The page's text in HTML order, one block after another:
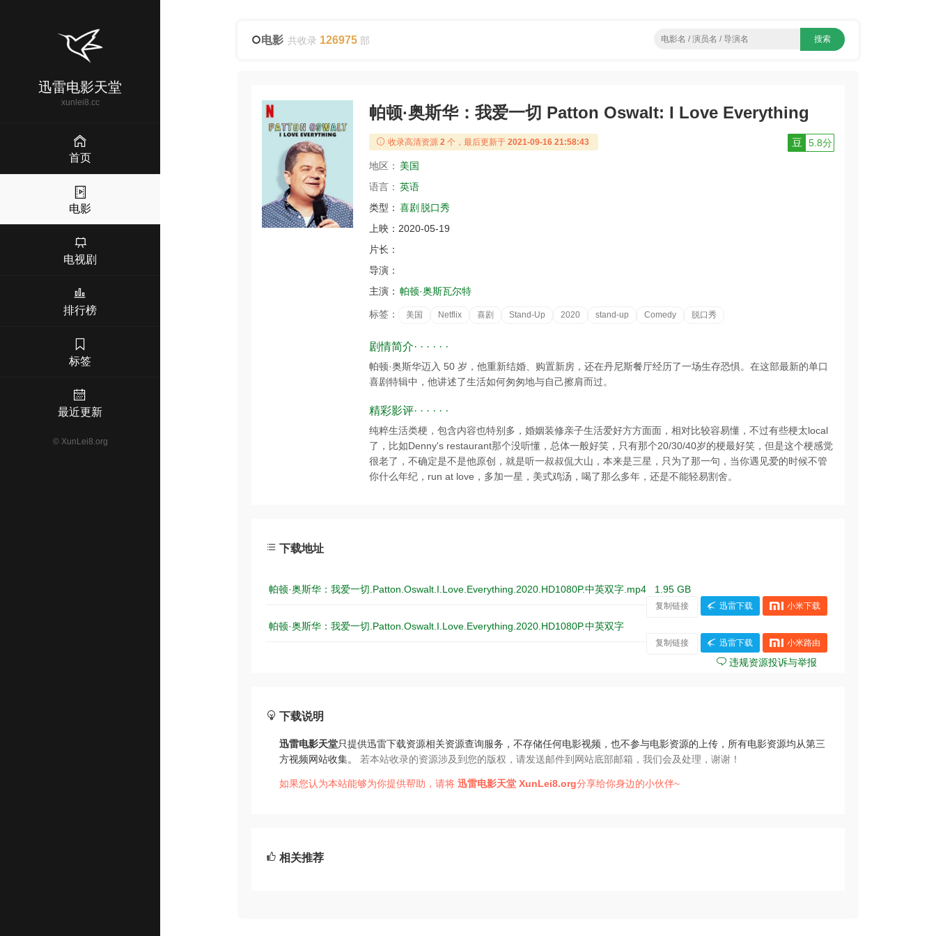
迅雷电影天堂
xunlei8.cc
首页
电影
电视剧
排行榜
标签
最近更新
© XunLei8.org
电影 共收录 126975 部
帕顿·奥斯华：我爱一切 Patton Oswalt: I Love Everything
豆 5.8分
收录高清资源 2 个，最后更新于 2021-09-16 21:58:43
地区： 美国
语言： 英语
类型： 喜剧 脱口秀
上映： 2020-05-19
片长：
导演：
主演： 帕顿·奥斯瓦尔特
标签： 美国 Netflix 喜剧 Stand-Up 2020 stand-up Comedy 脱口秀
剧情简介· · · · · ·
帕顿·奥斯华迈入 50 岁，他重新结婚、购置新房，还在丹尼斯餐厅经历了一场生存恐惧。在这部最新的单口
喜剧特辑中，他讲述了生活如何匆匆地与自己擦肩而过。
精彩影评· · · · · ·
纯粹生活类梗，包含内容也特别多，婚姻装修亲子生活爱好方方面面，相对比较容易懂，不过有些梗太local
了，比如Denny's restaurant那个没听懂，总体一般好笑，只有那个20/30/40岁的梗最好笑，但是这个梗感觉
很老了，不确定是不是他原创，就是听一叔叔侃大山，本来是三星，只为了那一句，当你遇见爱的时候不管
你什么年纪，run at love，多加一星，美式鸡汤，喝了那么多年，还是不能轻易割舍。
下载地址
帕顿·奥斯华：我爱一切.Patton.Oswalt.I.Love.Everything.2020.HD1080P.中英双字.mp4 1.95 GB
复制链接 迅雷下载 小米下载
帕顿·奥斯华：我爱一切.Patton.Oswalt.I.Love.Everything.2020.HD1080P.中英双字
复制链接 迅雷下载 小米路由
违规资源投诉与举报
下载说明
迅雷电影天堂只提供迅雷下载资源相关资源查询服务，不存储任何电影视频，也不参与电影资源的上传，所有电影资源均从第三
方视频网站收集。 若本站收录的资源涉及到您的版权，请发送邮件到网站底部邮箱，我们会及处理，谢谢！
如果您认为本站能够为你提供帮助，请将迅雷电影天堂 XunLei8.org分享给你身边的小伙伴~
相关推荐